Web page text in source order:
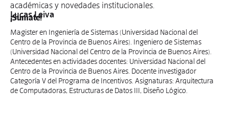
académicas y novedades institucionales.
¡Sumate!
Lucas Leiva
Magister en Ingeniería de Sistemas (Universidad Nacional del
Centro de la Provincia de Buenos Aires). Ingeniero de Sistemas
(Universidad Nacional del Centro de la Provincia de Buenos Aires).
Antecedentes en actividades docentes: Universidad Nacional del
Centro de la Provincia de Buenos Aires. Docente investigador
Categoría V del Programa de Incentivos. Asignaturas: Arquitectura
de Computadoras, Estructuras de Datos III, Diseño Lógico.